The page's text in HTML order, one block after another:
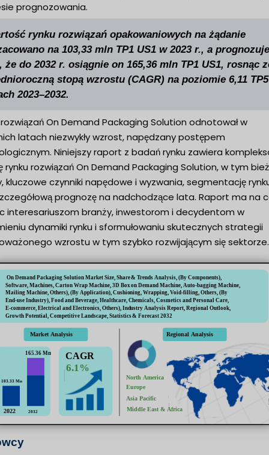
prognozowania.
rynku rozwiązań opakowaniowych na żądanie
na 103,33 mln TP1 US1 w 2023 r., a prognozuje
że do 2032 r. osiągnie on 165,36 mln TP1 US1, rosnąc
stopą wzrostu (CAGR) na poziomie 6,11
2023–2032.
On Demand Packaging Solution odnotował w
latach niezwykły wzrost, napędzany postępem
Niniejszy raport z badań rynku zawiera
rynku rozwiązań On Demand Packaging Solution, w tym
kluczowe czynniki napędowe i wyzwania, segmentację
prognozę na nadchodzące lata. Raport ma na
interesariuszom branży, inwestorom i decydentom w
dynamiki rynku i sformułowaniu skutecznych strategii
wzrostu w tym szybko rozwijającym się sektorze.